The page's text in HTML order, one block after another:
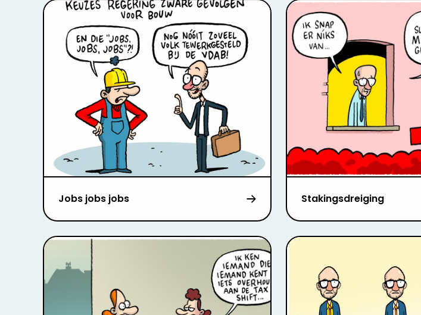
Jobs jobs jobs Stakingsdreiging